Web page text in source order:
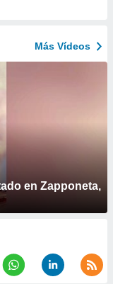
Más Vídeos
en Zapponeta,